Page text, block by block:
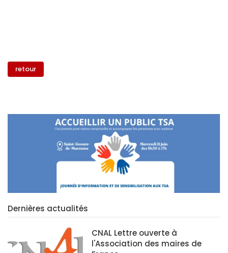
retour
Dernières actualités
CNAL Lettre ouverte à
l'Association des maires de